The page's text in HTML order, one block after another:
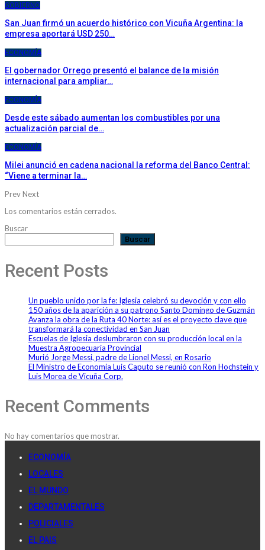
GOBIERNO
San Juan firmó un acuerdo histórico con Vicuña Argentina: la
empresa aportará USD 250…
ECONOMÍA
El gobernador Orrego presentó el balance de la misión
internacional para ampliar…
ECONOMÍA
Desde este sábado aumentan los combustibles por una
actualización parcial de…
ECONOMÍA
Milei anunció en cadena nacional la reforma del Banco Central:
“Viene a terminar la…
PrevNext
Los comentarios están cerrados.
Buscar
Buscar
Recent Posts
Un pueblo unido por la fe: Iglesia celebró su devoción y con ello
150 años de la aparición a su patrono Santo Domingo de Guzmán
Avanza la obra de la Ruta 40 Norte: así es el proyecto clave que
transformará la conectividad en San Juan
Escuelas de Iglesia deslumbraron con su producción local en la
Muestra Agropecuaria Provincial
Murió Jorge Messi, padre de Lionel Messi, en Rosario
El Ministro de Economía Luis Caputo se reunió con Ron Hochstein y
Luis Morea de Vicuña Corp.
Recent Comments
No hay comentarios que mostrar.
ECONOMÍA
LOCALES
EL MUNDO
DEPARTAMENTALES
POLICIALES
EL PAIS